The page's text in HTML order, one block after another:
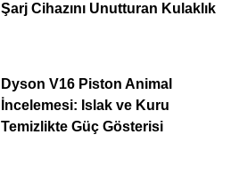
Şarj Cihazını Unutturan Kulaklık
Dyson V16 Piston Animal
İncelemesi: Islak ve Kuru
Temizlikte Güç Gösterisi